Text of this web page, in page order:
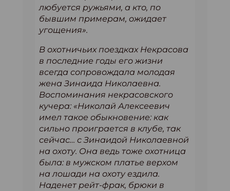
любуется ружьями, а кто, по
бывшим примерам, ожидает
угощения».
В охотничьих поездках Некрасова
в последние годы его жизни
всегда сопровождала молодая
жена Зинаида Николаевна.
Воспоминания некрасовского
кучера: «Николай Алексеевич
имел такое обыкновение: как
сильно проиграется в клубе, так
сейчас… с Зинаидой Николаевной
на охоту. Она ведь тоже охотница
была: в мужском платье верхом
на лошади на охоту ездила.
Наденет рейт-фрак, брюки в